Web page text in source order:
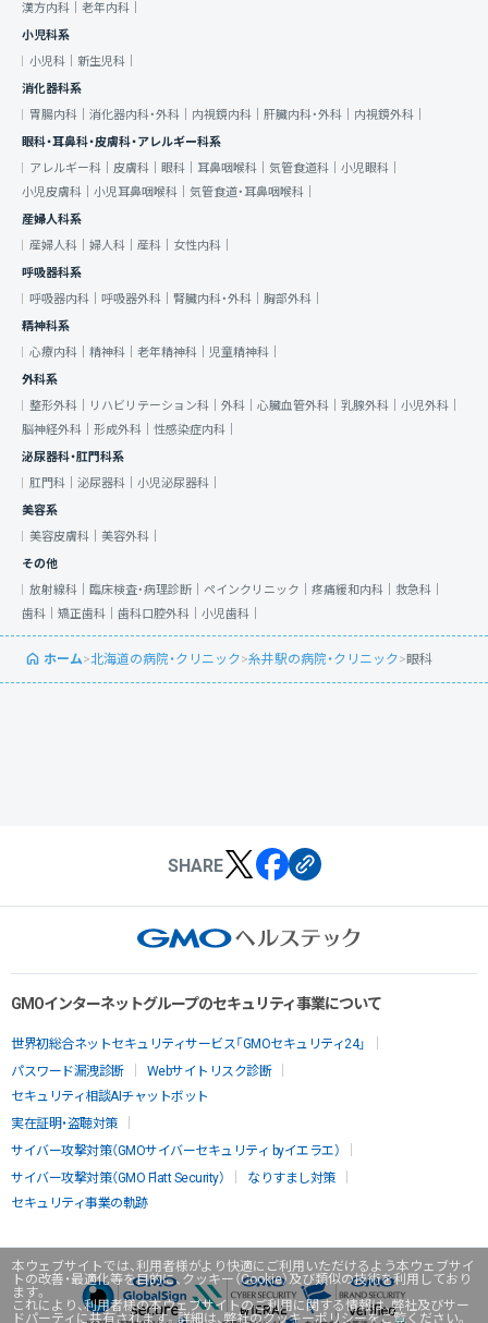
本ウェブサイトでは、利用者様がより快適にご利用いただけるよう本ウェブサイ
トの改善・最適化等を目的に、クッキー（Cookie）及び類似の技術を利用しており
ます。
これにより、利用者様の本ウェブサイトのご利用に関する情報は、弊社及びサー
ドパーティに共有されます。詳細は、弊社のクッキーポリシーをご覧ください。
漢方内科｜ 老年内科｜
小児科系
小児科｜ 新生児科｜
消化器科系
胃腸内科｜ 消化器内科・外科｜ 内視鏡内科｜ 肝臓内科・外科｜ 内視鏡外科｜
眼科・耳鼻科・皮膚科・アレルギー科系
アレルギー科｜ 皮膚科｜ 眼科｜ 耳鼻咽喉科｜ 気管食道科｜ 小児眼科｜
小児皮膚科｜ 小児耳鼻咽喉科｜ 気管食道・耳鼻咽喉科｜
産婦人科系
産婦人科｜ 婦人科｜ 産科｜ 女性内科｜
呼吸器科系
呼吸器内科｜ 呼吸器外科｜ 腎臓内科・外科｜ 胸部外科｜
精神科系
心療内科｜ 精神科｜ 老年精神科｜ 児童精神科｜
外科系
整形外科｜
リハビリテーション科｜ 外科｜ 心臓血管外科｜ 乳腺外科｜ 小児外科｜
脳神経外科｜ 形成外科｜ 性感染症内科｜
泌尿器科・肛門科系
肛門科｜ 泌尿器科｜ 小児泌尿器科｜
美容系
美容皮膚科｜ 美容外科｜
その他
放射線科｜ 臨床検査・病理診断｜ ペインクリニック｜ 疼痛緩和内科｜ 救急科｜
歯科｜ 矯正歯科｜ 歯科口腔外科｜ 小児歯科｜
ホーム>北海道の病院・クリニック>糸井駅の病院・クリニック> 眼科
SHARE
GMOインターネットグループのセキュリティ事業について
世界初総合ネットセキュリティサービス「GMOセキュリティ24」
パスワード漏洩診断
Webサイトリスク診断
セキュリティ相談AIチャットボット
実在証明・盗聴対策
サイバー攻撃対策（GMOサイバーセキュリティ byイエラエ）
サイバー攻撃対策（GMO Flatt Security）
なりすまし対策
セキュリティ事業の軌跡